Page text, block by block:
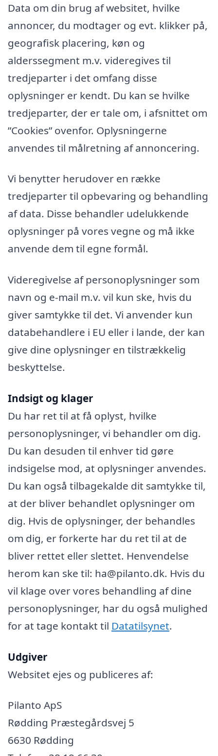
Data om din brug af websitet, hvilke
annoncer, du modtager og evt. klikker på,
geografisk placering, køn og
alderssegment m.v. videregives til
tredjeparter i det omfang disse
oplysninger er kendt. Du kan se hvilke
tredjeparter, der er tale om, i afsnittet om
”Cookies” ovenfor. Oplysningerne
anvendes til målretning af annoncering.
Vi benytter herudover en række
tredjeparter til opbevaring og behandling
af data. Disse behandler udelukkende
oplysninger på vores vegne og må ikke
anvende dem til egne formål.
Videregivelse af personoplysninger som
navn og e-mail m.v. vil kun ske, hvis du
giver samtykke til det. Vi anvender kun
databehandlere i EU eller i lande, der kan
give dine oplysninger en tilstrækkelig
beskyttelse.
Indsigt og klager
Du har ret til at få oplyst, hvilke
personoplysninger, vi behandler om dig.
Du kan desuden til enhver tid gøre
indsigelse mod, at oplysninger anvendes.
Du kan også tilbagekalde dit samtykke til,
at der bliver behandlet oplysninger om
dig. Hvis de oplysninger, der behandles
om dig, er forkerte har du ret til at de
bliver rettet eller slettet. Henvendelse
herom kan ske til: ha@pilanto.dk. Hvis du
vil klage over vores behandling af dine
personoplysninger, har du også mulighed
for at tage kontakt til Datatilsynet.
Udgiver
Websitet ejes og publiceres af:
Pilanto ApS
Rødding Præstegårdsvej 5
6630 Rødding